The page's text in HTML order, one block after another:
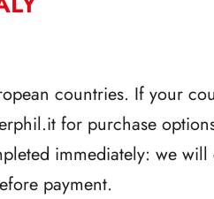
countries. If your
for purchase
immediately: we will
payment.